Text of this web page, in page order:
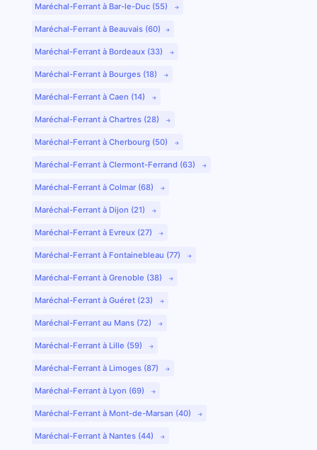
Maréchal-Ferrant à Bar-le-Duc (55)
Maréchal-Ferrant à Beauvais (60)
Maréchal-Ferrant à Bordeaux (33)
Maréchal-Ferrant à Bourges (18)
Maréchal-Ferrant à Caen (14)
Maréchal-Ferrant à Chartres (28)
Maréchal-Ferrant à Cherbourg (50)
Maréchal-Ferrant à Clermont-Ferrand (63)
Maréchal-Ferrant à Colmar (68)
Maréchal-Ferrant à Dijon (21)
Maréchal-Ferrant à Evreux (27)
Maréchal-Ferrant à Fontainebleau (77)
Maréchal-Ferrant à Grenoble (38)
Maréchal-Ferrant à Guéret (23)
Maréchal-Ferrant au Mans (72)
Maréchal-Ferrant à Lille (59)
Maréchal-Ferrant à Limoges (87)
Maréchal-Ferrant à Lyon (69)
Maréchal-Ferrant à Mont-de-Marsan (40)
Maréchal-Ferrant à Nantes (44)